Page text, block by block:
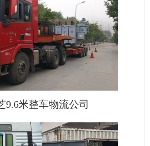
9.6米整车物流公司